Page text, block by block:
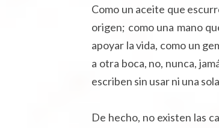
Como un aceite que
origen; como una mano
apoyar la vida, como un
a otra boca, no, nunca,
escriben sin usar ni una
De hecho, no existen las